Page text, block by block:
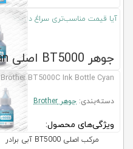
آیا قیمت مناسب‌تری سراغ دارید؟
جوهر BT5000 اصلی Brother Cyan
Brother BT5000C Ink Bottle Cyan
دسته‌بندی: جوهر Brother
ویژگی‌های محصول:
مرکب اصلی BT5000 آبی برادر